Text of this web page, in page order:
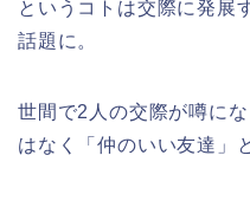
というコトは交際に発展
話題に。
世間で2人の交際が噂に
はなく「仲のいい友達」